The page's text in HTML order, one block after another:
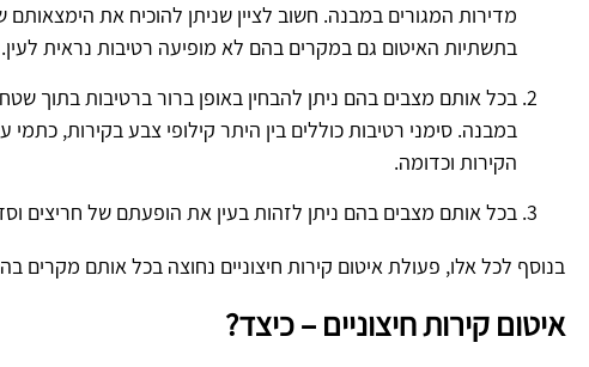
מדירות המגורים במבנה. חשוב לציין שניתן להוכיח את הימצאותם
בתשתיות האיטום גם במקרים בהם לא מופיעה רטיבות נראית לעין.
בכל אותם מצבים בהם ניתן להבחין באופן ברור ברטיבות בתוך
במבנה. סימני רטיבות כוללים בין היתר קילופי צבע בקירות,
הקירות וכדומה.
בכל אותם מצבים בהם ניתן לזהות בעין את הופעתם של חריצים
בנוסף לכל אלו, פעולת איטום קירות חיצוניים נחוצה בכל אותם
איטום קירות חיצוניים – כיצד?